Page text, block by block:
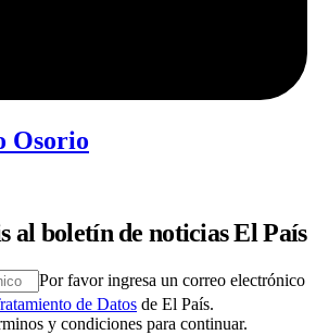
Osorio
al boletín de noticias El País
Por favor ingresa un correo electrónico
de Datos de El País.
y condiciones para continuar.